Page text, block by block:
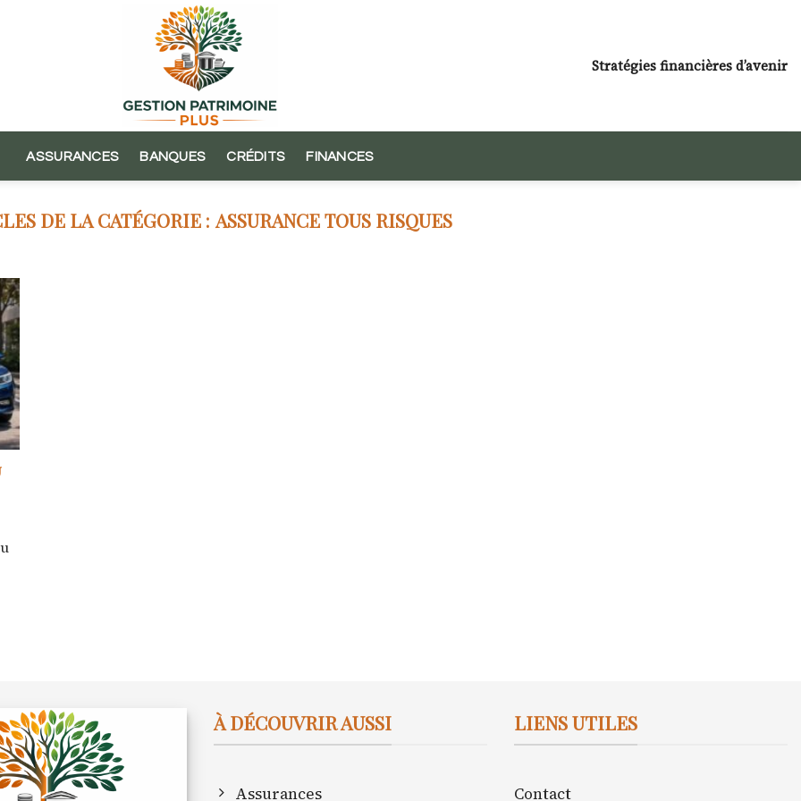
Stratégies financières d’avenir
ASSURANCES BANQUES CRÉDITS FINANCES
ASSURANCE TOUS RISQUES
À DÉCOUVRIR AUSSI
Assurances
LIENS UTILES
Contact